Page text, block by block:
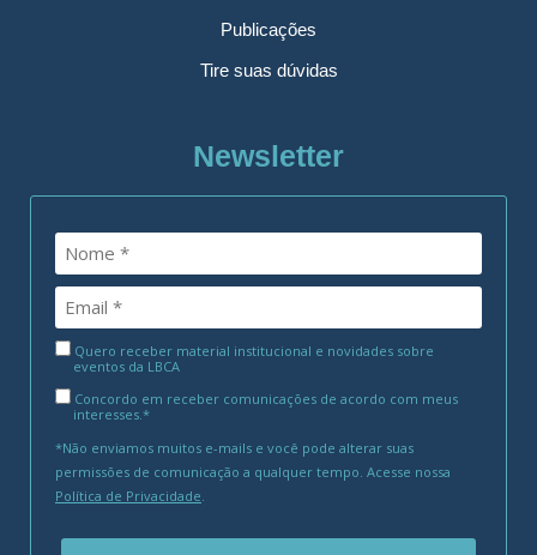
Publicações
Tire suas dúvidas
Newsletter
Quero receber material institucional e novidades sobre
eventos da LBCA
Concordo em receber comunicações de acordo com meus
interesses.*
*Não enviamos muitos e-mails e você pode alterar suas
permissões de comunicação a qualquer tempo. Acesse nossa
Política de Privacidade.